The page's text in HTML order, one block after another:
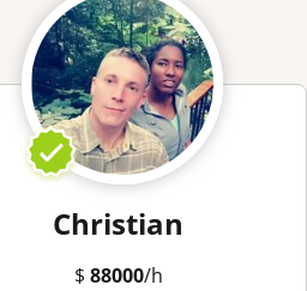
Christian
$ 88000/h